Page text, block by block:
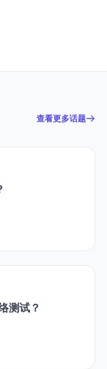
查看更多话题
测试？